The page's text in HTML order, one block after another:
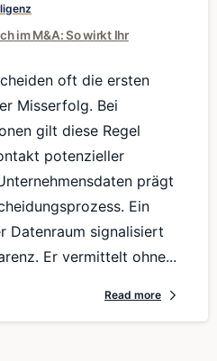
im M&A: So wirkt Ihr
oft die ersten
Misserfolg. Bei
gilt diese Regel
potenzieller
prägt
Ein
Datenraum signalisiert
Er vermittelt ohne...
Read more